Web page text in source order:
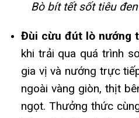
Bò bít tết sốt tiêu
Đùi cừu đút lò nướng
khi trải qua quá trình
gia vị và nướng trực
ngoài vàng giòn, thịt
ngọt. Thưởng thức